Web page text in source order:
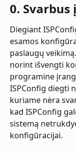
0. Svarbus
Diegiant
esamos
paslaugų
norint išvengti
programine
ISPConfig diegti
kuriame nėra
kad ISPConfig
sistemą
konfigūracijai.